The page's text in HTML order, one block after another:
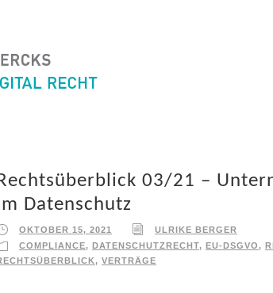
03/21 –
Datenschutz
OKTOBER 15, 2021
ULRIKE BERGER
COMPLIANCE, DATENSCHUTZRECHT, EU-DSGVO,
, VERTRÄGE